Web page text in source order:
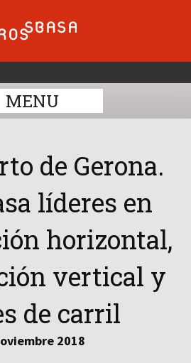
MENU
de Gerona.
líderes en
horizontal,
vertical y
de carril
2018